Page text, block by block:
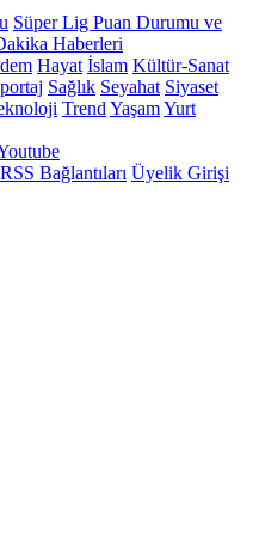
Süper Lig Puan Durumu ve
Haberleri
Hayat İslam Kültür-Sanat
Sağlık Seyahat Siyaset
Trend YaşamYurt
RSS Bağlantıları Üyelik Girişi